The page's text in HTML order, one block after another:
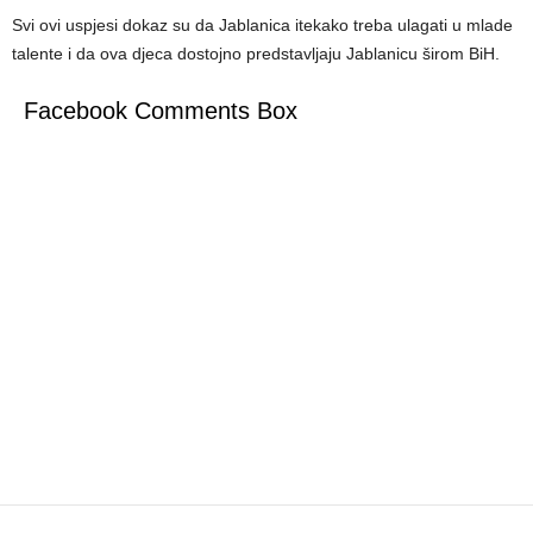
Svi ovi uspjesi dokaz su da Jablanica itekako treba ulagati u mlade
talente i da ova djeca dostojno predstavljaju Jablanicu širom BiH.
Facebook Comments Box